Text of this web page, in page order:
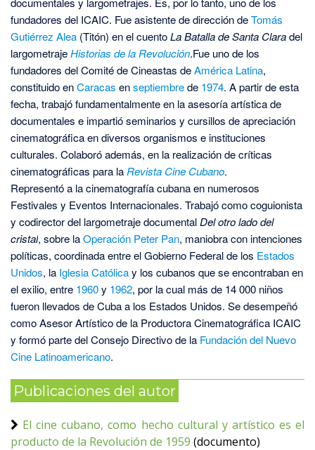
fundadores del ICAIC. Fue asistente de dirección deTomás
Gutiérrez Alea (Titón) en el cuentoLa Batalla de Santa Claradel
largometrajeHistorias de la Revolución.Fue uno de los
fundadores del Comité de Cineastas deAmérica Latina,
constituido enCaracas enseptiembrede 1974. A partir de esta
fecha, trabajó fundamentalmente en la asesoría artística de
documentales e impartió seminarios y cursillos de apreciación
cinematográfica en diversos organismos e instituciones
culturales. Colaboró además, en la realización de críticas
cinematográficas para la Revista Cine Cubano.
Representó a la cinematografía cubana en numerosos
Festivales y Eventos Internacionales. Trabajó como coguionista
y codirector del largometraje documentalDel otro lado del
cristal, sobre laOperación Peter Pan, maniobra con intenciones
políticas, coordinada entre el Gobierno Federal de los Estados
Unidos, la Iglesia Católicay los cubanos que se encontraban en
el exilio, entre 1960y 1962, por la cual más de 14 000 niños
fueron llevados de Cuba a los Estados Unidos. Se desempeñó
como Asesor Artístico de la Productora Cinematográfica ICAIC
y formó parte del Consejo Directivo de la Fundación del Nuevo
Cine Latinoamericano.
Publicaciones del autor
El cine cubano, como hecho cultural y artístico es el
producto de la Revolución de 1959 (documento)